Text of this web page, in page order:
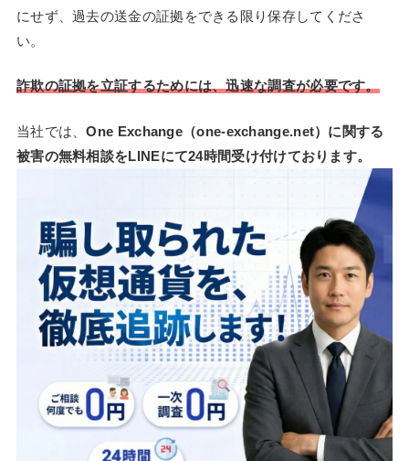
にせず、過去の送金の証拠をできる限り保存してくださ
い。
詐欺の証拠を立証するためには、迅速な調査が必要です。
当社では、One Exchange（one-exchange.net）に関する
被害の無料相談をLINEにて24時間受け付けております。